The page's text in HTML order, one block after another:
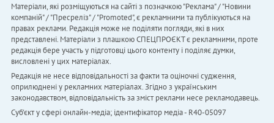
Матеріали, які розміщуються на сайті з позначкою "Реклама" / "Новини
компаній" / "Пресреліз" / "Promoted", є рекламними та публікуються на
правах реклами. Редакція може не поділяти погляди, які в них
представлені. Матеріали з плашкою СПЕЦПРОЄКТ є рекламними, проте
редакція бере участь у підготовці цього контенту і поділяє думки,
висловлені у цих матеріалах.
Редакція не несе відповідальності за факти та оціночні судження,
оприлюднені у рекламних матеріалах. Згідно з українським
законодавством, відповідальність за зміст реклами несе рекламодавець.
Cуб'єкт у сфері онлайн-медіа; ідентифікатор медіа - R40-05097